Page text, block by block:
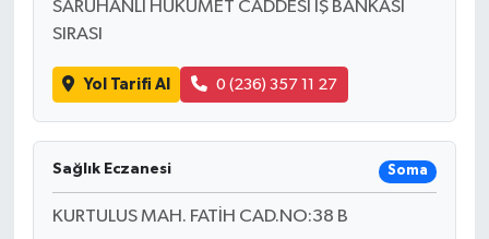
SARUHANLI HÜKÜMET CADDESİ İŞ BANKASI
SIRASI
Yol Tarifi Al 0 (236) 357 11 27
Sağlık Eczanesi Soma
KURTULUS MAH. FATİH CAD.NO:38 B